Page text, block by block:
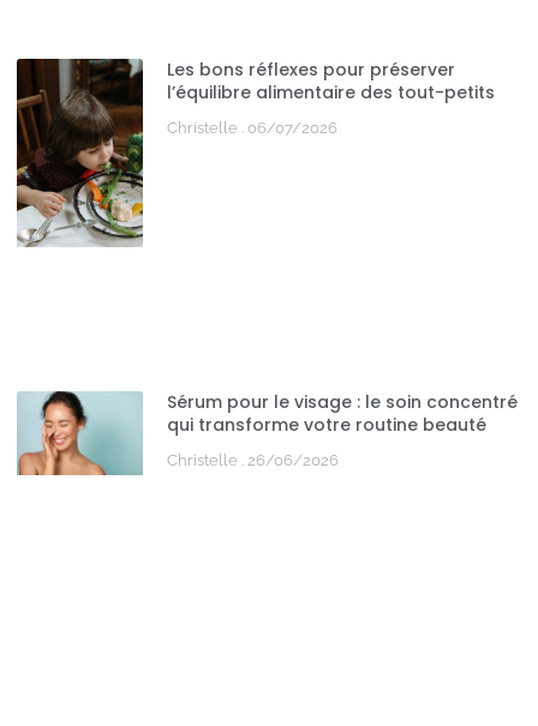
Les bons réflexes pour préserver
l’équilibre alimentaire des tout-petits
Christelle 06/07/2026
Sérum pour le visage : le soin concentré
qui transforme votre routine beauté
Christelle 26/06/2026